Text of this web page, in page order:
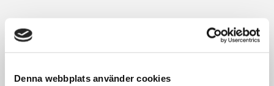
Denna webbplats använder cookies